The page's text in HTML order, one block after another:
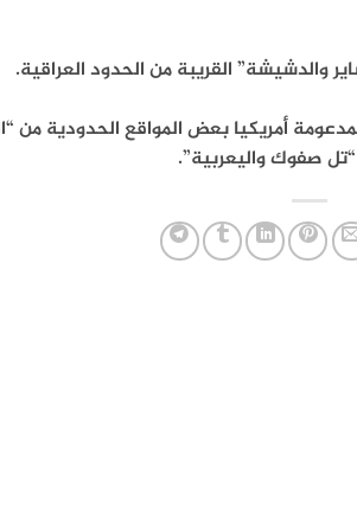
القريبة من الحدود العراقية.
أمريكيا بعض المواقع الحدودية من
صفوك واليعربية”.